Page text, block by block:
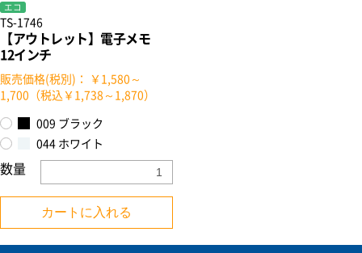
エコ
TS-1746
【アウトレット】電子メモ
12インチ
販売価格(税別)： ￥1,580～
1,700（税込￥1,738～1,870）
009 ブラック
044 ホワイト
数量
カートに入れる